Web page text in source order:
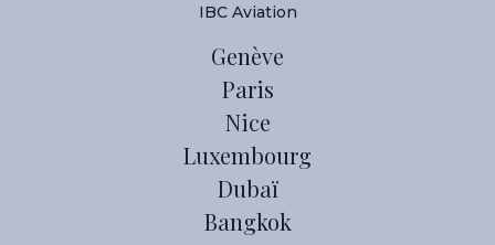
IBC Aviation
Genève
Paris
Nice
Luxembourg
Dubaï
Bangkok